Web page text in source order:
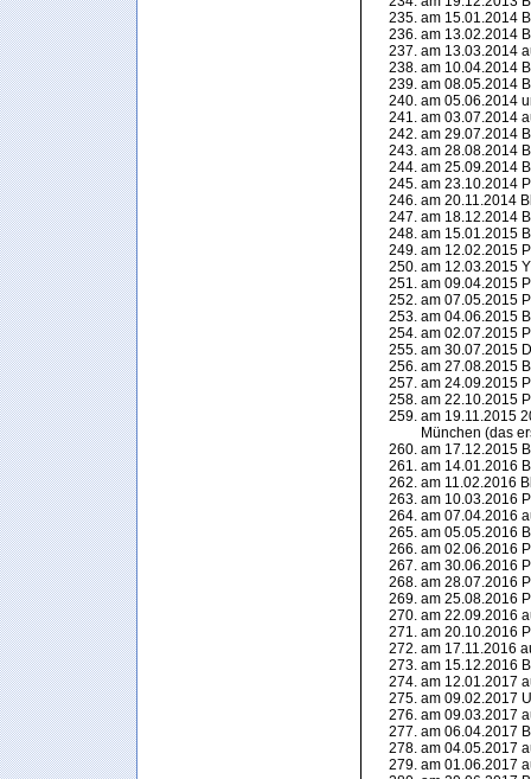
am 15.01.2014
am 13.02.2014
am 13.03.2014
am 10.04.2014
am 08.05.2014
am 05.06.2014
am 03.07.2014
am 29.07.2014
am 28.08.2014
am 25.09.2014
am 23.10.2014
am 20.11.2014
am 18.12.2014
am 15.01.2015
am 12.02.2015
am 12.03.2015
am 09.04.2015
am 07.05.2015
am 04.06.2015
am 02.07.2015
am 30.07.2015
am 27.08.2015
am 24.09.2015
am 22.10.2015
am 19.11.2015
München (das
am 17.12.2015
am 14.01.2016
am 11.02.2016
am 10.03.2016
am 07.04.2016
am 05.05.2016
am 02.06.2016
am 30.06.2016
am 28.07.2016
am 25.08.2016
am 22.09.2016
am 20.10.2016
am 17.11.2016
am 15.12.2016
am 12.01.2017
am 09.02.2017
am 09.03.2017
am 06.04.2017
am 04.05.2017
am 01.06.2017